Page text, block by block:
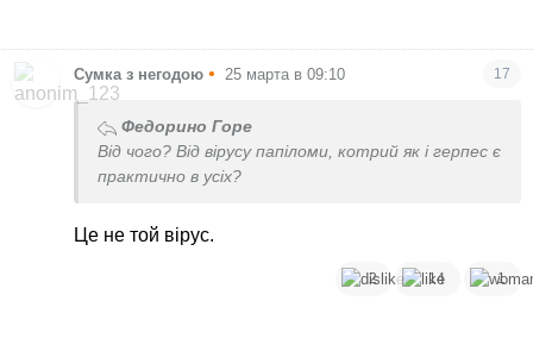
Сумка з негодою • 25 марта в 09:10 17
Федорино Горе
Від чого? Від вірусу папіломи, котрий як і герпес є
практично в усіх?
Це не той вірус.
2 14 1